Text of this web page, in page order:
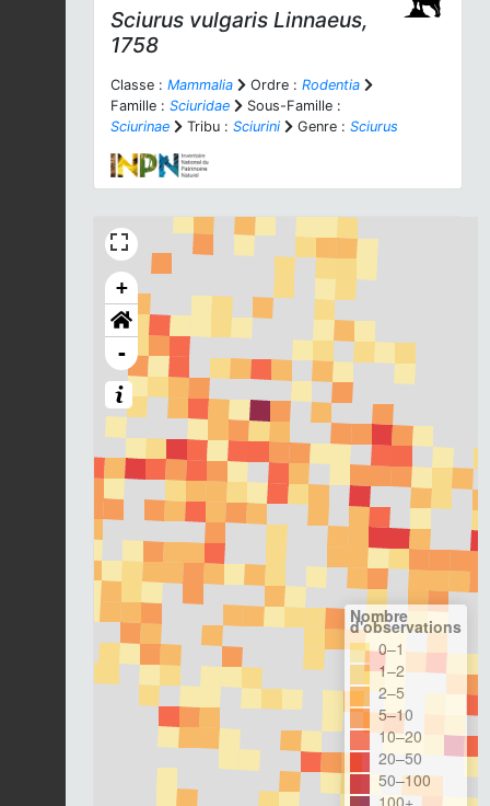
Sciurus vulgaris Linnaeus,
1758
Classe : Mammalia Ordre : Rodentia
Famille : Sciuridae
Sous-Famille :
Sciurinae
Tribu : Sciurini Genre : Sciurus
+
-
Nombre
d'observations
0–1
1–2
2–5
5–10
10–20
20–50
50–100
100+